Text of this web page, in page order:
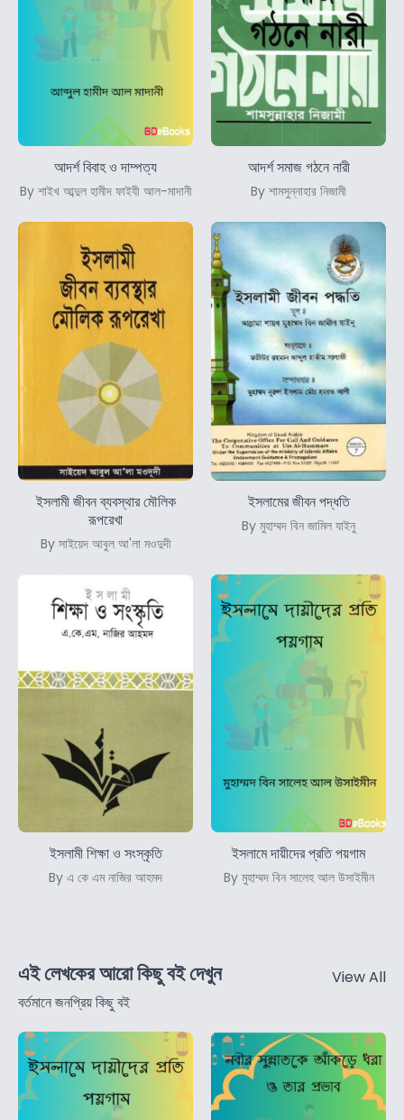
আদর্শ বিবাহ ও দাম্পত্য
By শাইখ আব্দুল হামীদ ফাইযী আল-মাদানী
আদর্শ সমাজ গঠনে নারী
By শামসুন্নাহার নিজামী
ইসলামী জীবন ব্যবস্থার মৌলিক
রূপরেখা
By সাইয়েদ আবুল আ'লা মওদুদী
ইসলামের জীবন পদ্ধতি
By মুহাম্মদ বিন জামিল যাইনু
ইসলামী শিক্ষা ও সংস্কৃতি
By এ কে এম নাজির আহমদ
ইসলামে দায়ীদের প্রতি পয়গাম
By মুহাম্মদ বিন সালেহ আল উসাইমীন
এই লেখকের আরো কিছু বই দেখুন
বর্তমানে জনপ্রিয় কিছু বই
View All